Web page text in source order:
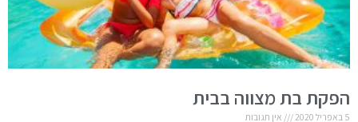
הפקת בת מצווה בבית
5 באפריל 2020 אין תגובות